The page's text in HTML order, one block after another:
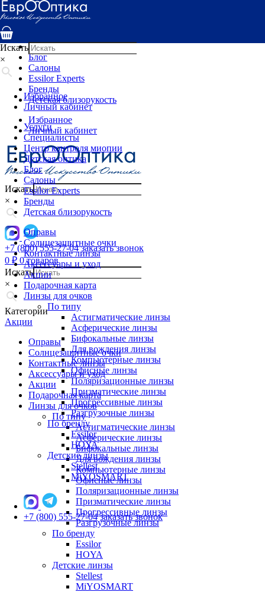
Услуги
Специалисты
Детская оптика
Блог
Салоны
Essilor Experts
Бренды
Детская близорукость
Избранное
Личный кабинет
Искать
×
+7 (800) 555-27-04 заказать звонок
0 ₽ 0 товаров
Искать
×
Категории
Акции
Оправы
Солнцезащитные очки
Контактные линзы
Аксессуары и уход
Акции
Подарочная карта
Линзы для очков
По типу
Астигматические линзы
Асферические линзы
Бифокальные линзы
Для вождения линзы
Компьютерные линзы
Офисные линзы
Поляризационные линзы
Призматические линзы
Прогрессивные линзы
Разгрузочные линзы
По бренду
Essilor
HOYA
Детские линзы
Stellest
MiYOSMART
Искать
×
Избранное
Личный кабинет
Услуги
Специалисты
Центр контроля миопии
Детская оптика
Блог
Салоны
Essilor Experts
Бренды
Детская близорукость
Оправы
Солнцезащитные очки
Контактные линзы
Аксессуары и уход
Акции
Подарочная карта
Линзы для очков
По типу
Астигматические линзы
Асферические линзы
Бифокальные линзы
Для вождения линзы
Компьютерные линзы
Офисные линзы
Поляризационные линзы
Призматические линзы
Прогрессивные линзы
Разгрузочные линзы
По бренду
Essilor
HOYA
Детские линзы
Stellest
MiYOSMART
+7 (800) 555-27-04 заказать звонок